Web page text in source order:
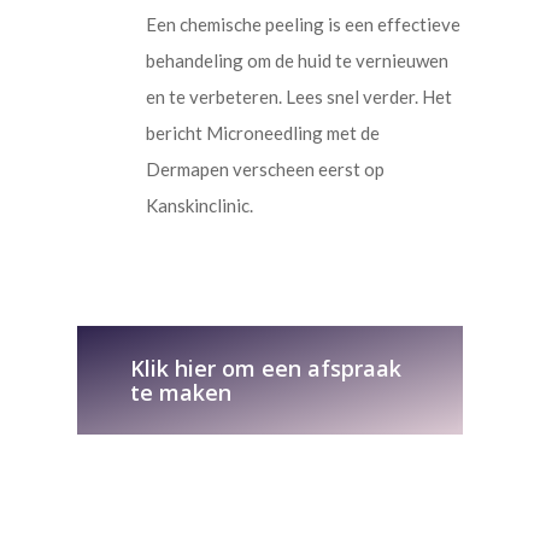
Een chemische peeling is een effectieve
behandeling om de huid te vernieuwen
en te verbeteren. Lees snel verder. Het
bericht Microneedling met de
Dermapen verscheen eerst op
Kanskinclinic.
Klik hier om een afspraak
te maken